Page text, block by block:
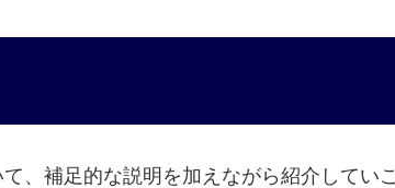
、補足的な説明を加えながら紹介していこ